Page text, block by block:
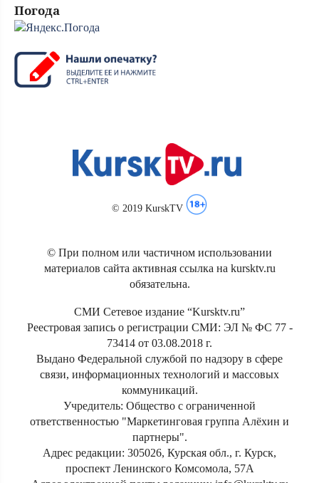
Погода
© 2019 KurskTV
© При полном или частичном использовании
материалов сайта активная ссылка на kursktv.ru
обязательна.
СМИ Сетевое издание “Kursktv.ru”
Реестровая запись о регистрации СМИ: ЭЛ № ФС 77 -
73414 от 03.08.2018 г.
Выдано Федеральной службой по надзору в сфере
связи, информационных технологий и массовых
коммуникаций.
Учредитель: Общество с ограниченной
ответственностью "Маркетинговая группа Алёхин и
партнеры".
Адрес редакции: 305026, Курская обл., г. Курск,
проспект Ленинского Комсомола, 57А